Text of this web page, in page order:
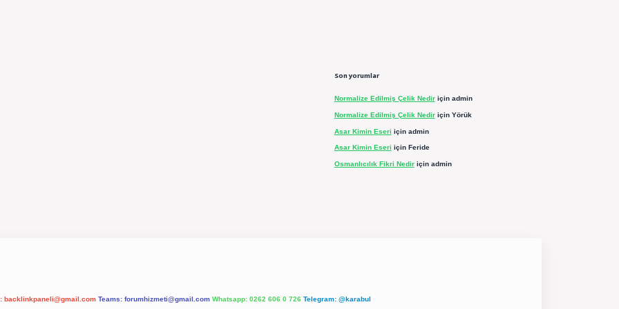
Son yorumlar
Normalize Edilmiş Çelik Nediriçin admin
Normalize Edilmiş Çelik Nediriçin Yörük
Asar Kimin Eseri için admin
Asar Kimin Eseri için Feride
Osmanlıcılık Fikri Nediriçin admin
backlinkpaneli@gmail.com Teams: forumhizmeti@gmail.com Whatsapp: 0262 606 0 726 Telegram: @karabul